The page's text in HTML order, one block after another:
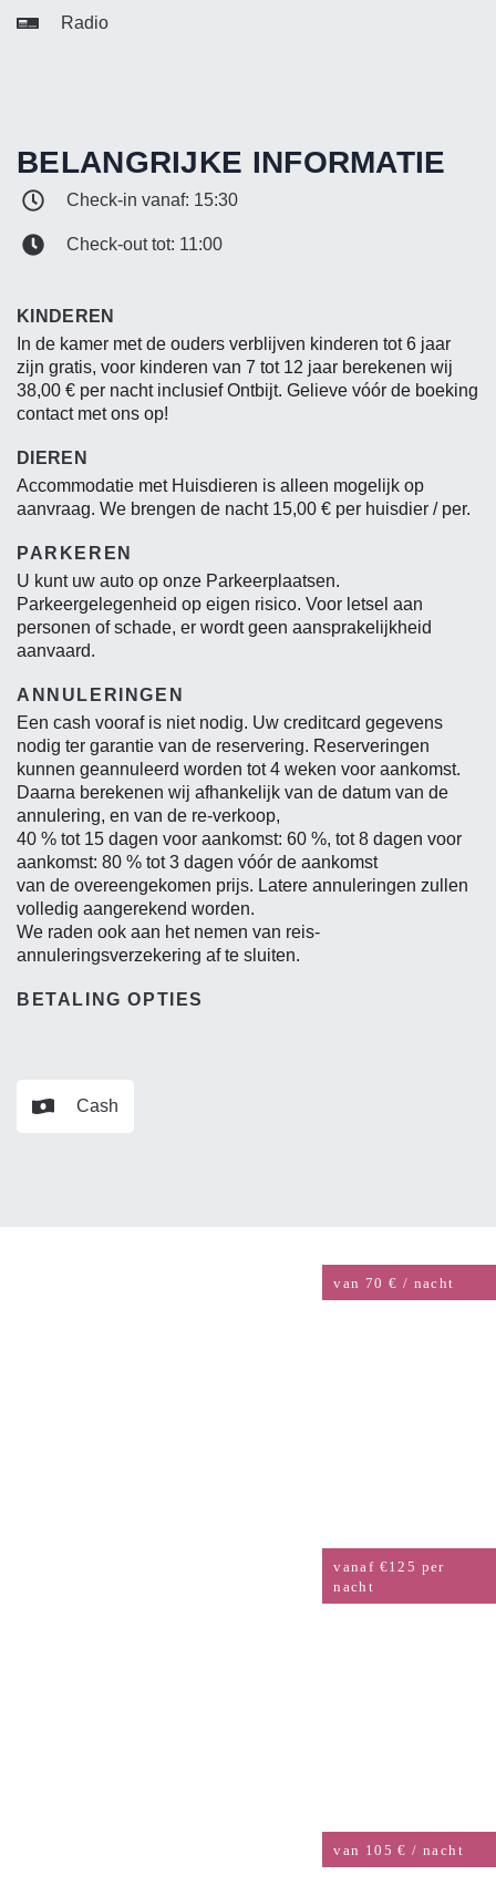
Radio
BELANGRIJKE INFORMATIE
Check-in vanaf: 15:30
Check-out tot: 11:00
KINDEREN
In de kamer met de ouders verblijven kinderen tot 6 jaar
zijn gratis, voor kinderen van 7 tot 12 jaar berekenen wij
38,00 € per nacht inclusief Ontbijt. Gelieve vóór de boeking
contact met ons op!
DIEREN
Accommodatie met Huisdieren is alleen mogelijk op
aanvraag. We brengen de nacht 15,00 € per huisdier / per.
PARKEREN
U kunt uw auto op onze Parkeerplaatsen.
Parkeergelegenheid op eigen risico. Voor letsel aan
personen of schade, er wordt geen aansprakelijkheid
aanvaard.
ANNULERINGEN
Een cash vooraf is niet nodig. Uw creditcard gegevens
nodig ter garantie van de reservering. Reserveringen
kunnen geannuleerd worden tot 4 weken voor aankomst.
Daarna berekenen wij afhankelijk van de datum van de
annulering, en van de re-verkoop,
40 % tot 15 dagen voor aankomst: 60 %, tot 8 dagen voor
aankomst: 80 % tot 3 dagen vóór de aankomst
van de overeengekomen prijs. Latere annuleringen zullen
volledig aangerekend worden.
We raden ook aan het nemen van reis-
annuleringsverzekering af te sluiten.
BETALING OPTIES
Cash
van 70 € / nacht
vanaf €125 per
nacht
van 105 € / nacht